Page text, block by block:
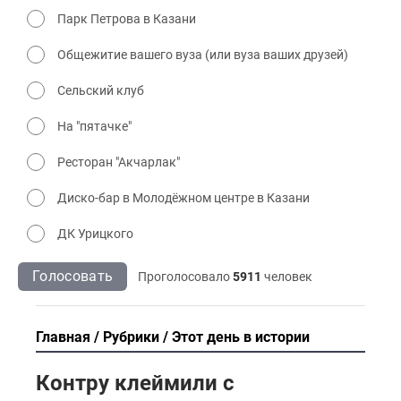
Парк Петрова в Казани
Общежитие вашего вуза (или вуза ваших друзей)
Сельский клуб
На "пятачке"
Ресторан "Акчарлак"
Диско-бар в Молодёжном центре в Казани
ДК Урицкого
Голосовать Проголосовало5911 человек
Главная Рубрики Этот день в истории
Контру клеймили с